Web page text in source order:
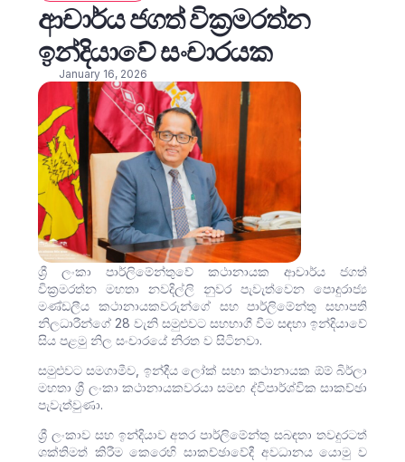
ආචාර්ය ජගත් වික්‍රමරත්න
ඉන්දියාවේ සංචාරයක
January 16, 2026
ශ්‍රී ලංකා පාර්ලිමේන්තුවේ කථානායක ආචාර්ය ජගත්
වික්‍රමරත්න මහතා නවදිල්ලි නුවර පැවැත්වෙන පොදුරාජ්‍ය
මණ්ඩලීය කථානායකවරුන්ගේ සහ පාර්ලිමේන්තු සභාපති
නිලධාරීන්ගේ 28 වැනි සමුළුවට සහභාගී වීම සඳහා ඉන්දියාවේ
සිය පළමු නිල සංචාරයේ නිරත ව සිටිනවා.
සමුළුවට සමගාමීව, ඉන්දීය ලෝක් සභා කථානායක ඕම් බිර්ලා
මහතා ශ්‍රී ලංකා කථානායකවරයා සමඟ ද්විපාර්ශ්වික සාකච්ඡා
පැවැත්වුණා.
ශ්‍රී ලංකාව සහ ඉන්දියාව අතර පාර්ලිමේන්තු සබඳතා තවදුරටත්
ශක්තිමත් කිරීම කෙරෙහි සාකච්ඡාවේදී අවධානය යොමු ව